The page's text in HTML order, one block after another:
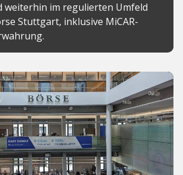
weiterhin im regulierten Umfeld
Stuttgart, inklusive MiCAR-